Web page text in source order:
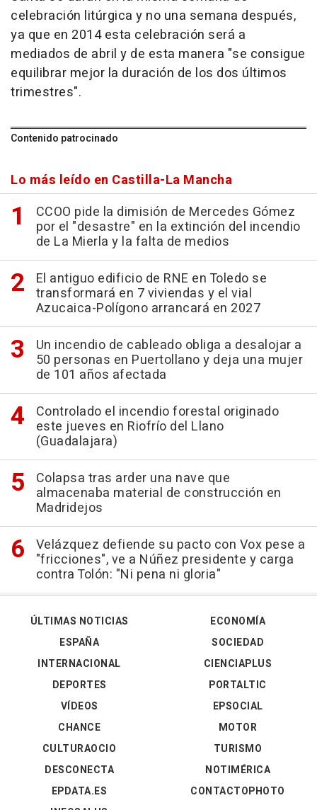
celebración litúrgica y no una semana después,
ya que en 2014 esta celebración será a
mediados de abril y de esta manera "se consigue
equilibrar mejor la duración de los dos últimos
trimestres".
Contenido patrocinado
Lo más leído en Castilla-La Mancha
CCOO pide la dimisión de Mercedes Gómez
por el "desastre" en la extinción del incendio
de La Mierla y la falta de medios
El antiguo edificio de RNE en Toledo se
transformará en 7 viviendas y el vial
Azucaica-Polígono arrancará en 2027
Un incendio de cableado obliga a desalojar a
50 personas en Puertollano y deja una mujer
de 101 años afectada
Controlado el incendio forestal originado
este jueves en Riofrío del Llano
(Guadalajara)
Colapsa tras arder una nave que
almacenaba material de construcción en
Madridejos
Velázquez defiende su pacto con Vox pese a
"fricciones", ve a Núñez presidente y carga
contra Tolón: "Ni pena ni gloria"
ÚLTIMAS NOTICIAS
ESPAÑA
INTERNACIONAL
DEPORTES
VÍDEOS
ECONOMÍA
SOCIEDAD
CIENCIAPLUS
PORTALTIC
EPSOCIAL
CHANCE
CULTURAOCIO
DESCONECTA
EPDATA.ES
MOTOR
TURISMO
NOTIMÉRICA
CONTACTOPHOTO